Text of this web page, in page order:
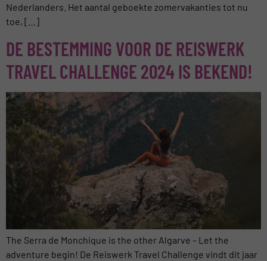
Nederlanders. Het aantal geboekte zomervakanties tot nu
toe, […]
DE BESTEMMING VOOR DE REISWERK
TRAVEL CHALLENGE 2024 IS BEKEND!
The Serra de Monchique is the other Algarve – Let the
adventure begin! De Reiswerk Travel Challenge vindt dit jaar